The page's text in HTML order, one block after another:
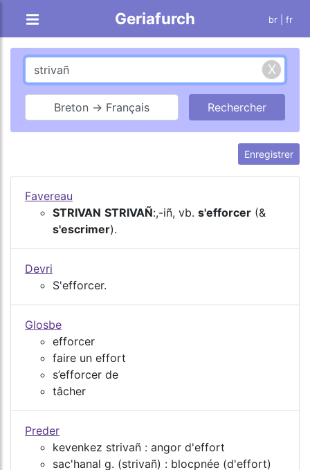
Geriafurch br | fr
Breton → Français
Enregistrer
Favereau
STRIVAN STRIVAÑ:,-iñ, vb. s'efforcer (&
s'escrimer).
Devri
S'efforcer.
Glosbe
efforcer
faire un effort
s’efforcer de
tâcher
Preder
kevenkez strivañ : angor d'effort
sac'hanal g. (strivañ) : blocpnée (d'effort)